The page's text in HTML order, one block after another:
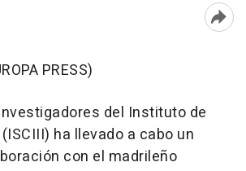
PRESS)
del Instituto de
ha llevado a cabo un
con el madrileño